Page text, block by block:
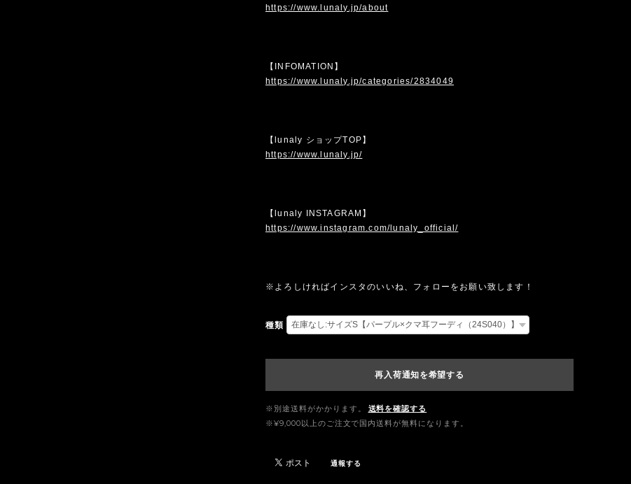
https://www.lunaly.jp/about
【INFOMATION】
https://www.lunaly.jp/categories/2834049
【lunaly ショップTOP】
https://www.lunaly.jp/
【lunaly INSTAGRAM】
https://www.instagram.com/lunaly_official/
※よろしければインスタのいいね、フォローをお願い致します！
種類
再入荷通知を希望する
※別途送料がかかります。
送料を確認する
※¥9,000以上のご注文で国内送料が無料になります。
通報する